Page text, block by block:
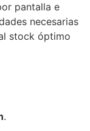
pantalla e
necesarias
stock óptimo
.